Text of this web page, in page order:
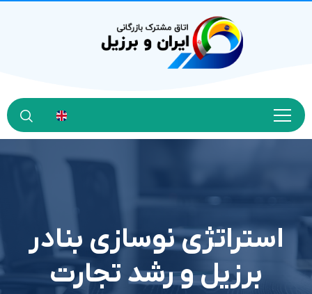
استراتژی نوسازی بنادر
برزیل و رشد تجارت